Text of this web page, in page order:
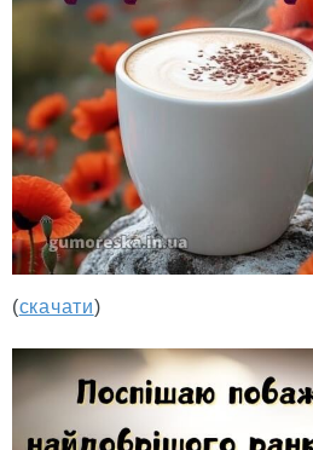
(скачати)